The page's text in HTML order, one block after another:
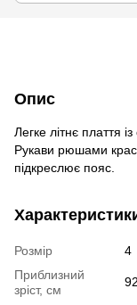
Опис
Легке літнє плаття
Рукави рюшами
підкреслює пояс.
Розмір
4
Приблизний
зріст, см